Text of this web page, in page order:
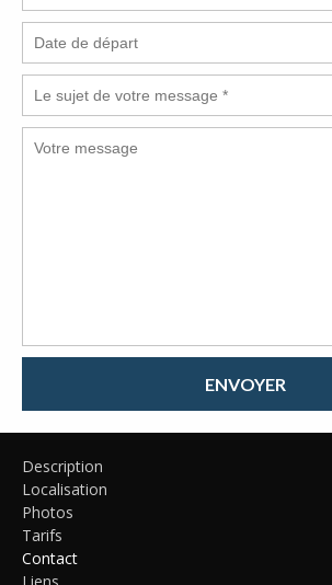
ENVOYER
Description
Localisation
Photos
Tarifs
Contact